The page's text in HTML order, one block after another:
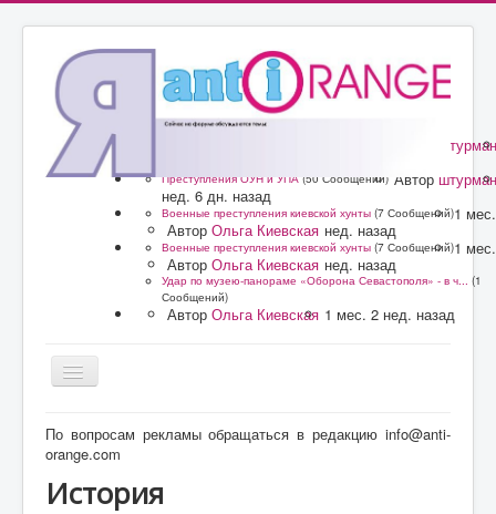
штурман
Преступления ОУН и УПА (50 Сообщений) Автор штурман
нед. 6 дн. назад
Военные преступления киевской хунты (7 Сообщений)
Автор Ольга Киевская
1
нед. назад
Военные преступления киевской хунты (7 Сообщений)
Автор Ольга Киевская
1
нед. назад
Удар по музею-панораме «Оборона Севастополя» - в ч...
(1
Сообщений)
Автор Ольга Киевская 1 мес. 2 нед. назад
Форум
О проекте
По вопросам рекламы обращаться в редакцию info@anti-
orange.com
История